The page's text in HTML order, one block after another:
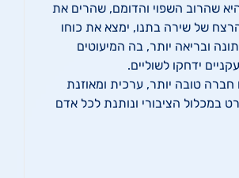
שהרוב השפוי והדומם, שהרים את
של שירה בתנו, ימצא את כוחו
ובריאה יותר, בה המיעוטים
ידחקו לשוליים.
טובה יותר, ערכית ומאוזנת
במכלול הציבורי ונותנת לכל אדם